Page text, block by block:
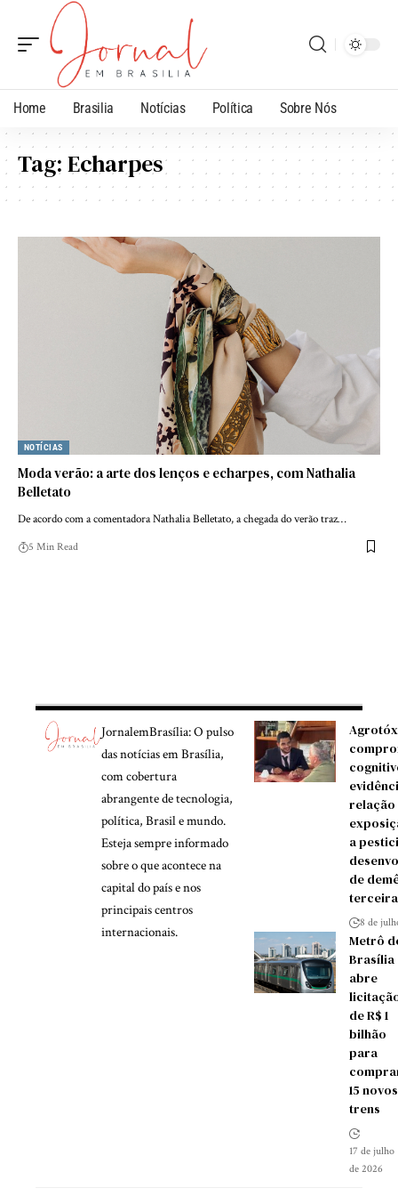
Home Brasilia Notícias Política Sobre Nós
Tag:Echarpes
NOTÍCIAS
Moda verão: a arte dos lenços e echarpes, com Nathalia
Belletato
De acordo com a comentadora Nathalia Belletato, a chegada do verão traz…
5 Min Read
JornalemBrasília: O pulso
das notícias em Brasília,
com cobertura
abrangente de tecnologia,
política, Brasil e mundo.
Esteja sempre informado
sobre o que acontece na
capital do país e nos
principais centros
internacionais.
a
de
8 de
Metrô
Brasília
abre
de R$ 1
bilhão
para
15 novos
trens
17 de julho
de 2026